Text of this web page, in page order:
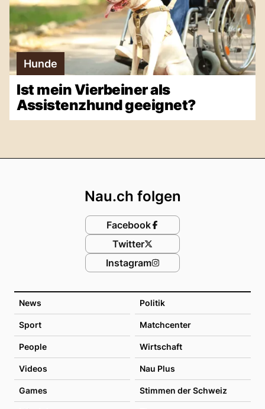
Hunde
Ist mein Vierbeiner als
Assistenzhund geeignet?
News Politik
Sport Matchcenter
People Wirtschaft
Videos Nau Plus
Games Stimmen der Schweiz
Nau.ch folgen
Facebook
Twitter
Instagram